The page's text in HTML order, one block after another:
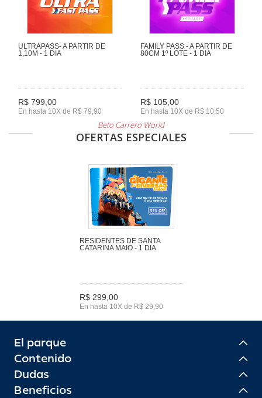
ULTRAPASS- A PARTIR DE
1,10M - 1 DIA
R$ 799,00
En hasta 10X de R$ 79,90
FAMILY PASS - A PARTIR DE
80CM 1º LOTE - 1 DIA
R$ 105,00
En hasta 10X de R$ 10,50
Beto Carrero World
OFERTAS ESPECIALES
RESIDENTES DE SANTA
CATARINA MAIO - 1 DIA
R$ 299,00
En hasta 10X de R$ 29,90
El parque
Contenido
Dudas
Beneficios